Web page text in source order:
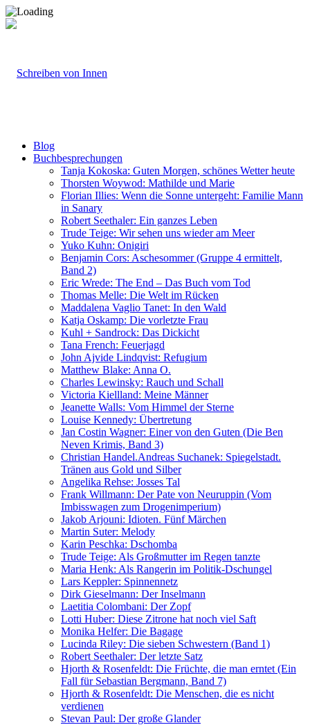
Blog
Buchbesprechungen
Tanja Kokoska: Guten Morgen, schönes Wetter heute
Thorsten Woywod: Mathilde und Marie
Florian Illies: Wenn die Sonne untergeht: Familie Mann
in Sanary
Robert Seethaler: Ein ganzes Leben
Trude Teige: Wir sehen uns wieder am Meer
Yuko Kuhn: Onigiri
Benjamin Cors: Aschesommer (Gruppe 4 ermittelt,
Band 2)
Eric Wrede: The End – Das Buch vom Tod
Thomas Melle: Die Welt im Rücken
Maddalena Vaglio Tanet: In den Wald
Katja Oskamp: Die vorletzte Frau
Kuhl + Sandrock: Das Dickicht
Tana French: Feuerjagd
John Ajvide Lindqvist: Refugium
Matthew Blake: Anna O.
Charles Lewinsky: Rauch und Schall
Victoria Kiellland: Meine Männer
Jeanette Walls: Vom Himmel der Sterne
Louise Kennedy: Übertretung
Jan Costin Wagner: Einer von den Guten (Die Ben
Neven Krimis, Band 3)
Christian Handel.Andreas Suchanek: Spiegelstadt.
Tränen aus Gold und Silber
Angelika Rehse: Josses Tal
Frank Willmann: Der Pate von Neuruppin (Vom
Imbisswagen zum Drogenimperium)
Jakob Arjouni: Idioten. Fünf Märchen
Martin Suter: Melody
Karin Peschka: Dschomba
Trude Teige: Als Großmutter im Regen tanzte
Maria Henk: Als Rangerin im Politik-Dschungel
Lars Keppler: Spinnennetz
Dirk Gieselmann: Der Inselmann
Laetitia Colombani: Der Zopf
Lotti Huber: Diese Zitrone hat noch viel Saft
Monika Helfer: Die Bagage
Lucinda Riley: Die sieben Schwestern (Band 1)
Robert Seethaler: Der letzte Satz
Hjorth & Rosenfeldt: Die Früchte, die man erntet (Ein
Fall für Sebastian Bergmann, Band 7)
Hjorth & Rosenfeldt: Die Menschen, die es nicht
verdienen
Stevan Paul: Der große Glander